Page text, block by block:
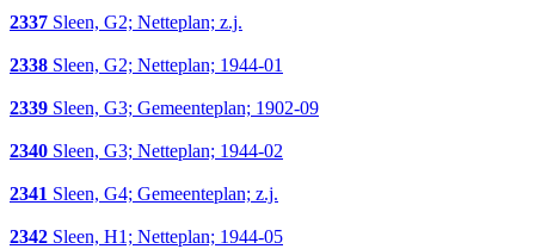
2337 Sleen, G2; Netteplan; z.j.
2338 Sleen, G2; Netteplan; 1944-01
2339 Sleen, G3; Gemeenteplan; 1902-09
2340 Sleen, G3; Netteplan; 1944-02
2341 Sleen, G4; Gemeenteplan; z.j.
2342 Sleen, H1; Netteplan; 1944-05